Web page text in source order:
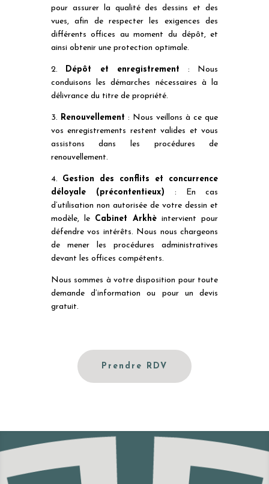
pour assurer la qualité des dessins et des
vues, afin de respecter les exigences des
différents offices au moment du dépôt, et
ainsi obtenir une protection optimale.
2. Dépôt et enregistrement : Nous
conduisons les démarches nécessaires à la
délivrance du titre de propriété.
3. Renouvellement : Nous veillons à ce que
vos enregistrements restent valides et vous
assistons dans les procédures de
renouvellement.
4. Gestion des conflits et concurrence
déloyale (précontentieux) : En cas
d’utilisation non autorisée de votre dessin et
modèle, le Cabinet Arkhè intervient pour
défendre vos intérêts. Nous nous chargeons
de mener les procédures administratives
devant les offices compétents.
Nous sommes à votre disposition pour toute
demande d’information ou pour un devis
gratuit.
Prendre RDV